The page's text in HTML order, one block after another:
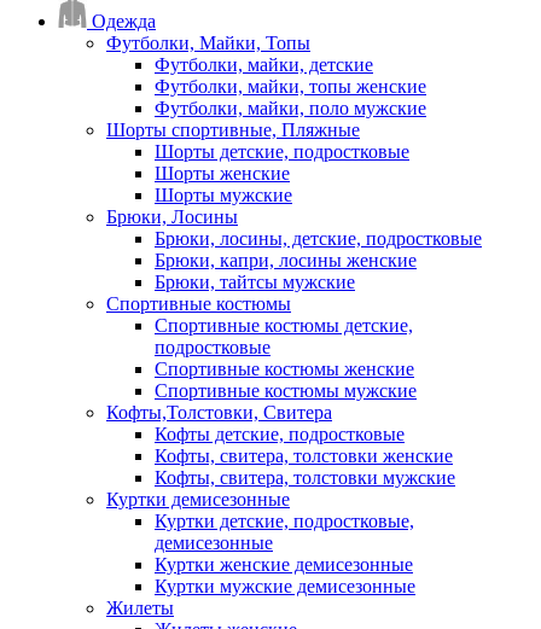
Одежда
Футболки, Майки, Топы
Футболки, майки, детские
Футболки, майки, топы женские
Футболки, майки, поло мужские
Шорты спортивные, Пляжные
Шорты детские, подростковые
Шорты женские
Шорты мужские
Брюки, Лосины
Брюки, лосины, детские, подростковые
Брюки, капри, лосины женские
Брюки, тайтсы мужские
Спортивные костюмы
Спортивные костюмы детские,
подростковые
Спортивные костюмы женские
Спортивные костюмы мужские
Кофты,Толстовки, Свитера
Кофты детские, подростковые
Кофты, свитера, толстовки женские
Кофты, свитера, толстовки мужские
Куртки демисезонные
Куртки детские, подростковые,
демисезонные
Куртки женские демисезонные
Куртки мужские демисезонные
Жилеты